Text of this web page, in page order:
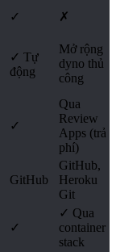
✓ ✗
✓ Tự
động
Mở rộng
dyno thủ
công
✓
Qua
Review
Apps (trả
phí)
GitHub
GitHub,
Heroku
Git
✓
✓ Qua
container
stack